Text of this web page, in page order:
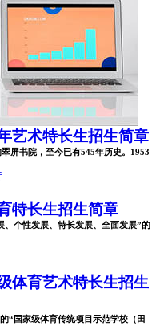
艺术特长生招生简章
屏书院，至今已有545年历史。1953
特长生招生简章
、个性发展、特长发展、全面发展”的
体育艺术特长生招生
“国家级体育传统项目示范学校（田